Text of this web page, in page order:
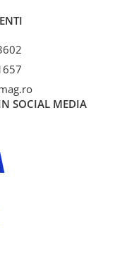
SOCIAL MEDIA